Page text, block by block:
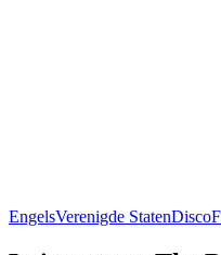
EngelsVerenigde StatenDisco